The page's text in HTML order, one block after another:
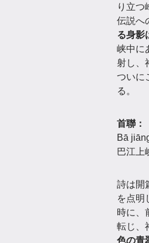
り立つ
伝説へ
る身影
峡中に
射し、
ついに
る。
首聯：
Bā
巴江上
詩は開
を点明
時に、
転じ、
色の青